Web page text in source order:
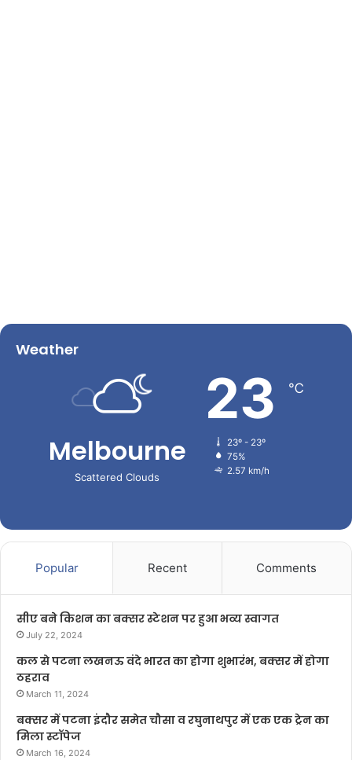
Weather
Melbourne
Scattered Clouds
23 ℃
23º - 23º
75%
2.57 km/h
Popular Recent Comments
सीए बने किशन का बक्सर स्टेशन पर हुआ भव्य स्वागत
July 22, 2024
कल से पटना लखनऊ वंदे भारत का होगा शुभारंभ, बक्सर में होगा
ठहराव
March 11, 2024
बक्सर में पटना इंदौर समेत चौसा व रघुनाथपुर में एक एक ट्रेन का
मिला स्टॉपेज
March 16, 2024